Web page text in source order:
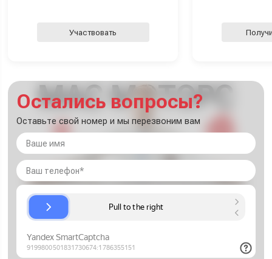
Участвовать
Остались вопросы?
Оставьте свой номер и мы перезвоним вам